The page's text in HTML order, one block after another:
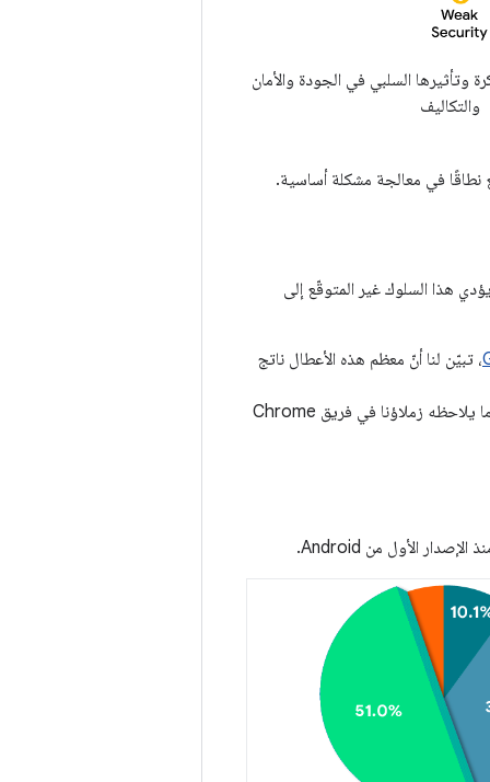
وتأثيرها السلبي في الجودة والأمان
والتكاليف
نطاقًا في معالجة مشكلة أساسية.
هذا السلوك غير المتوقّع إلى
، تبيّن لنا أنّ معظم هذه الأعطال ناتج
تؤكّد نقطة البيانات هذه على العلاقة بين جودة الأجهزة وكثافة أخطاء أمان الذاكرة، وهي تتوافق مع ما يلاحظه زملاؤنا في فريق Chrome